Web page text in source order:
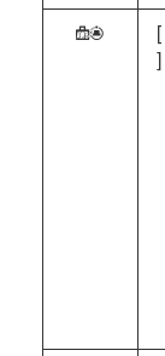
h [
]